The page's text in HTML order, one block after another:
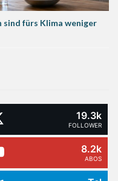
sind fürs Klima weniger
19.3k
FOLLOWER
8.2k
ABOS